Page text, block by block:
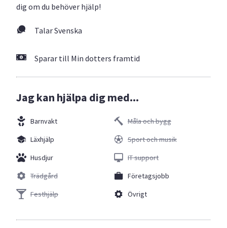
dig om du behöver hjälp!
Talar Svenska
Sparar till Min dotters framtid
Jag kan hjälpa dig med...
Barnvakt
Läxhjälp
Husdjur
Trädgård
Festhjälp
Måla och bygg
Sport och musik
IT support
Företagsjobb
Övrigt